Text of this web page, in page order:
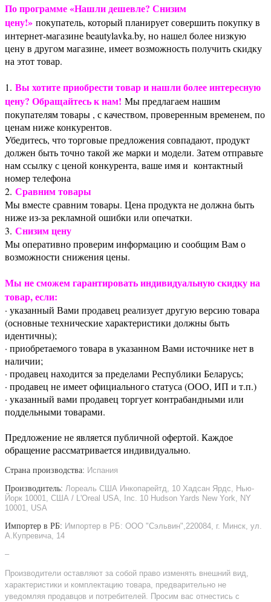
По программе «Нашли дешевле? Снизим
цену!» покупатель, который планирует совершить покупку в
интернет-магазине beautylavka.by, но нашел более низкую
цену в другом магазине, имеет возможность получить скидку
на этот товар.
1. Вы хотите приобрести товар и нашли более интересную
цену? Обращайтесь к нам! Мы предлагаем нашим
покупателям товары , с качеством, проверенным временем, по
ценам ниже конкурентов.
Убедитесь, что торговые предложения совпадают, продукт
должен быть точно такой же марки и модели. Затем отправьте
нам ссылку с ценой конкурента, ваше имя и контактный
номер телефона
2. Сравним товары
Мы вместе сравним товары. Цена продукта не должна быть
ниже из-за рекламной ошибки или опечатки.
3. Снизим цену
Мы оперативно проверим информацию и сообщим Вам о
возможности снижения цены.
Мы не сможем гарантировать индивидуальную скидку на
товар, если:
· указанный Вами продавец реализует другую версию товара
(основные технические характеристики должны быть
идентичны);
· приобретаемого товара в указанном Вами источнике нет в
наличии;
· продавец находится за пределами Республики Беларусь;
· продавец не имеет официального статуса (ООО, ИП и т.п.)
· указанный вами продавец торгует контрабандными или
поддельными товарами.
Предложение не является публичной офертой. Каждое
обращение рассматривается индивидуально.
Страна производства: Испания
Производитель: Лореаль США Инкопарейтд, 10 Хадсан Ярдс, Нью-
Йорк 10001, США / L'Oreal USA, Inc. 10 Hudson Yards New York, NY
10001, USA
Импортер в РБ: Импортер в РБ: ООО "Сэльвин",220084, г. Минск, ул.
А.Купревича, 14
–
Производители оставляют за собой право изменять внешний вид,
характеристики и комплектацию товара, предварительно не
уведомляя продавцов и потребителей. Просим вас отнестись с